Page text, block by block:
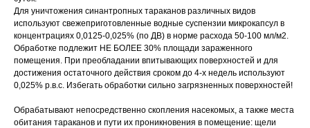
Для уничтожения синантропных тараканов различных видов
используют свежеприготовленные водные суспензии микрокапсул в
концентрациях 0,0125-0,025% (по ДВ) в норме расхода 50-100 мл/м2.
Обработке подлежит НЕ БОЛЕЕ 30% площади зараженного
помещения. При преобладании впитывающих поверхностей и для
достижения остаточного действия сроком до 4-х недель используют
0,025% р.в.с. Избегать обработки сильно загрязненных поверхностей!
Обрабатывают непосредственно скопления насекомых, а также места
обитания тараканов и пути их проникновения в помещение: щели